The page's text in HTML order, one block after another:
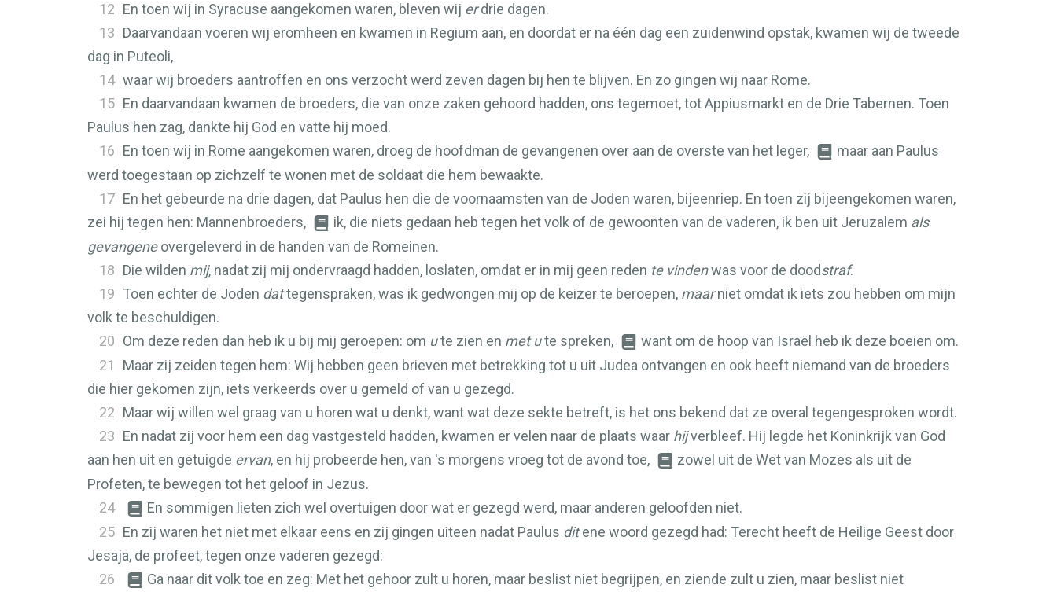
12 En toen wij in Syracuse aangekomen waren, bleven wij erdrie dagen.
13 Daarvandaan voeren wij eromheen en kwamen in Regium aan, en doordat er na één dag een zuidenwind opstak, kwamen wij de tweede
dag in Puteoli,
14 waar wij broeders aantroffen en ons verzocht werd zeven dagen bij hen te blijven. En zo gingen wij naar Rome.
15 En daarvandaan kwamen de broeders, die van onze zaken gehoord hadden, ons tegemoet, tot Appiusmarkt en de Drie Tabernen. Toen
Paulus hen zag, dankte hij God en vatte hij moed.
16 En toen wij in Rome aangekomen waren, droeg de hoofdman de gevangenen over aan de overste van het leger,
maar aan Paulus
werd toegestaan op zichzelf te wonen met de soldaat die hem bewaakte.
17 En het gebeurde na drie dagen, dat Paulus hen die de voornaamsten van de Joden waren, bijeenriep. En toen zij bijeengekomen waren,
zei hij tegen hen: Mannenbroeders,
ik, die niets gedaan heb tegen het volk of de gewoonten van de vaderen, ik ben uit Jeruzalem als
gevangeneovergeleverd in de handen van de Romeinen.
18 Die wilden mij, nadat zij mij ondervraagd hadden, loslaten, omdat er in mij geen reden te vindenwas voor de doodstraf.
19 Toen echter de Joden dattegenspraken, was ik gedwongen mij op de keizer te beroepen, maarniet omdat ik iets zou hebben om mijn
volk te beschuldigen.
20 Om deze reden dan heb ik u bij mij geroepen: om ute zien en met ute spreken,
want om de hoop van Israël heb ik deze boeien om.
21
Maar zij zeiden tegen hem: Wij hebben geen brieven met betrekking tot u uit Judea ontvangen en ook heeft niemand van de broeders
die hier gekomen zijn, iets verkeerds over u gemeld of van u gezegd.
22 Maar wij willen wel graag van u horen wat u denkt, want wat deze sekte betreft, is het ons bekend dat ze overal tegengesproken wordt.
23 En nadat zij voor hem een dag vastgesteld hadden, kwamen er velen naar de plaats waar hijverbleef. Hij legde het Koninkrijk van God
aan hen uit en getuigde ervan, en hij probeerde hen, van 's morgens vroeg tot de avond toe,
zowel uit de Wet van Mozes als uit de
Profeten, te bewegen tot het geloof in Jezus.
24
En sommigen lieten zich wel overtuigen door wat er gezegd werd, maar anderen geloofden niet.
25 En zij waren het niet met elkaar eens en zij gingen uiteen nadat Paulus ditene woord gezegd had: Terecht heeft de Heilige Geest door
Jesaja, de profeet, tegen onze vaderen gezegd:
26
Ga naar dit volk toe en zeg: Met het gehoor zult u horen, maar beslist niet begrijpen, en ziende zult u zien, maar beslist niet